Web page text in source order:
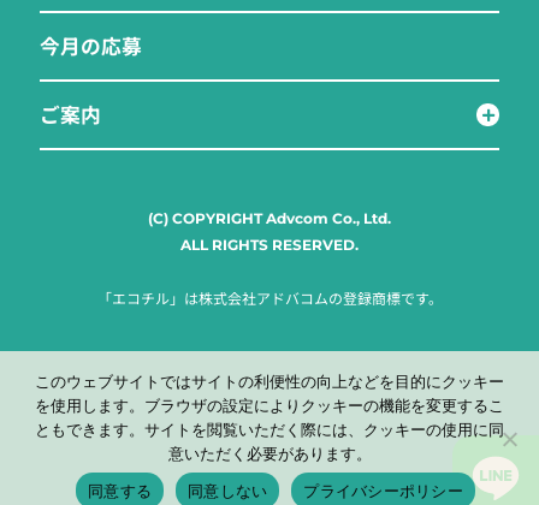
今月の応募
ご案内
(C) COPYRIGHT Advcom Co., Ltd.
ALL RIGHTS RESERVED.
「エコチル」は株式会社アドバコムの登録商標です。
このウェブサイトではサイトの利便性の向上などを目的にクッキー
を使用します。ブラウザの設定によりクッキーの機能を変更するこ
ともできます。サイトを閲覧いただく際には、クッキーの使用に同
意いただく必要があります。
同意する
同意しない プライバシーポリシー